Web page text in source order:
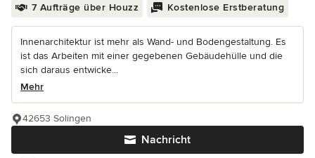
7 Aufträge über Houzz Kostenlose Erstberatung
Innenarchitektur ist mehr als Wand- und Bodengestaltung. Es
ist das Arbeiten mit einer gegebenen Gebäudehülle und die
sich daraus entwicke...
Mehr
Nachricht
42653 Solingen